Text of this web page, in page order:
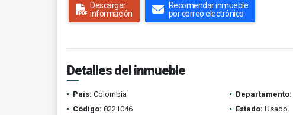
Descargar
información
Recomendar inmueble
por correo electrónico
Detalles del inmueble
País: Colombia Departamento:
Código: 8221046 Estado: Usado